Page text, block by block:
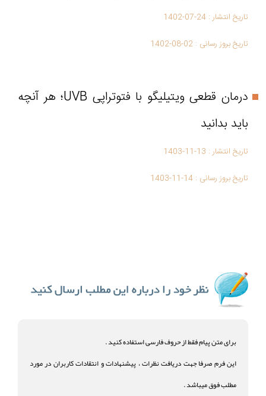
تاریخ انتشار : 1402-07-24
تاریخ بروز رسانی : 1402-08-02
درمان قطعی ویتیلیگو با فتوتراپی UVB؛ هر آنچه
باید بدانید
تاریخ انتشار : 1403-11-13
تاریخ بروز رسانی : 1403-11-14
برای متن پیام فقط از حروف فارسی استفاده کنید .
این فرم صرفا جهت دریافت نظرات ، پیشنهادات و انتقادات کاربران در مورد
مطلب فوق میباشد .